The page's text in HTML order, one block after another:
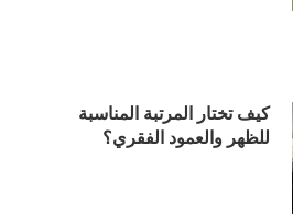
كيف تختار المرتبة المناسبة
للظهر والعمود الفقري؟